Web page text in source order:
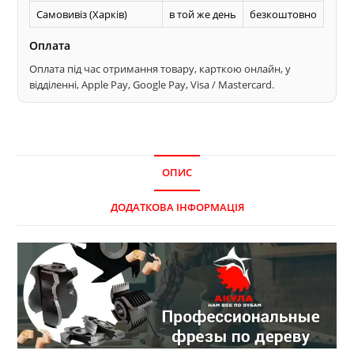
Самовивіз (Харків) в той же день безкоштовно
Оплата
Оплата під час отримання товару, карткою онлайн, у
відділенні, Apple Pay, Google Pay, Visa / Mastercard.
ОПИС
ДОДАТКОВА ІНФОРМАЦІЯ